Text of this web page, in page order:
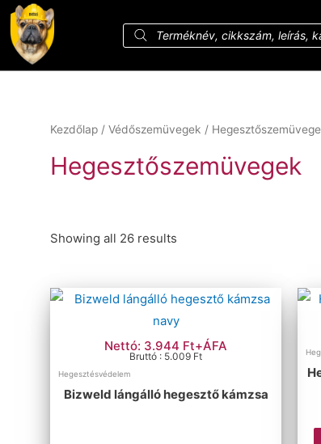
Kezdőlap / Védőszemüvegek /
Hegesztőszemüvegek
Szűrés
Ár:70 Ft—18 092 Ft
Méret szerinti szűrés
Showing all 26 results
Nettó: 3.944 Ft+ÁFA
Bruttó : 5.009 Ft
Hegesztésvédelem
Bizweld lángálló hegesztő kámzsa